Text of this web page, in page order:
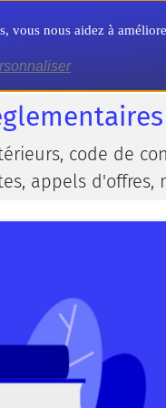
Formalités
code de
appels d'offres,
nous aidez à